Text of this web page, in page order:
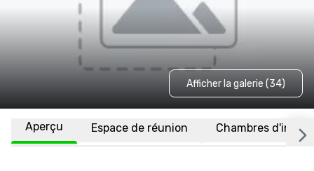
Afficher la galerie (34)
Aperçu Espace de réunion Chambres